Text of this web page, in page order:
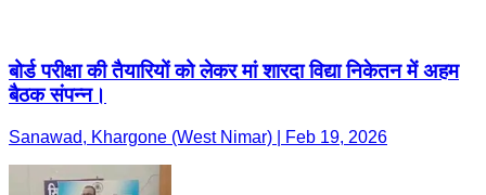
बोर्ड परीक्षा की तैयारियों को लेकर मां शारदा विद्या निकेतन में अहम
बैठक संपन्न।
Sanawad, Khargone (West Nimar) | Feb 19, 2026